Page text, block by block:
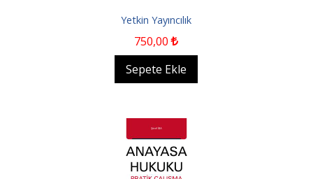
Yetkin Yayıncılık
750,00
Sepete Ekle